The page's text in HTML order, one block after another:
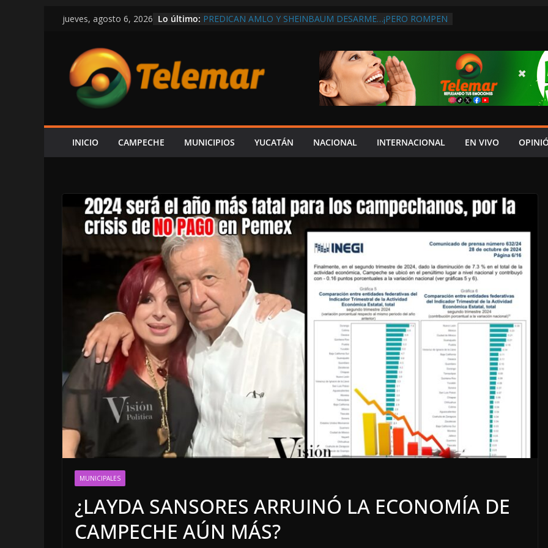
Saltar
contenido
jueves, agosto 6, 2026 Lo último: PREDICAN AMLO Y SHEINBAUM DESARME…¡PERO ROMPEN
SHCP DERRUMBA DISCURSO DE LAYDA AL REVELAR QUE
CAMPECHE REGISTRA LA PEOR CAÍDA DE
PARTICIPACIONES DEL PAÍS, POR PÉSIMA RECAUDACIÓN
DEL ISR
SOSPECHAS DE INFLUENCIAS POLÍTICAS EN
¿PAPÁ INCAPACITADO ASUME CULPA DEL HIJO?
CAEN DOS ÁRBOLES SOBRE LA CARRETERA LIBRE
INICIO CAMPECHE MUNICIPIOS YUCATÁN NACIONAL INTERNACIONAL EN VIVO
MUNICIPALES
¿LAYDA SANSORES ARRUINÓ LA ECONOMÍA DE
CAMPECHE AÚN MÁS?
LOCALES OPINIÓN
4 agosto, 2026
LOCALES OPINIÓN
5 agosto, 2026